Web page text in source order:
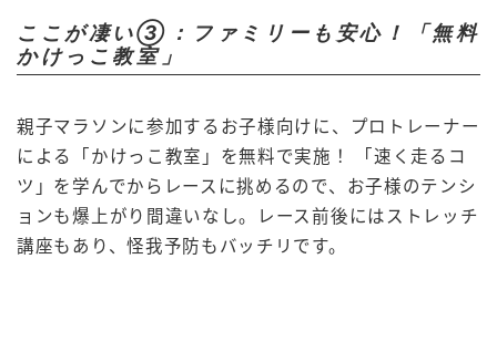
ここが凄い③：ファミリーも安心！「無料
かけっこ教室」
親子マラソンに参加するお子様向けに、プロトレーナー
による「かけっこ教室」を無料で実施！ 「速く走るコ
ツ」を学んでからレースに挑めるので、お子様のテンシ
ョンも爆上がり間違いなし。レース前後にはストレッチ
講座もあり、怪我予防もバッチリです。